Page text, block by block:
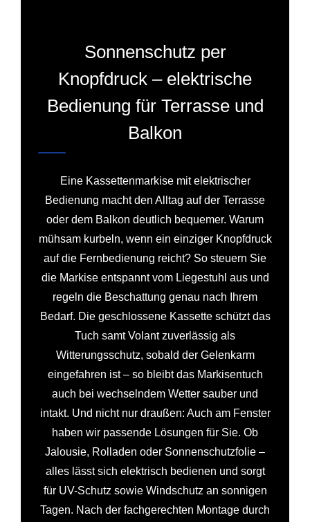
Sonnenschutz per
Knopfdruck – elektrische
Bedienung für Terrasse und
Balkon
Eine Kassettenmarkise mit elektrischer
Bedienung macht den Alltag auf der Terrasse
oder dem Balkon deutlich bequemer. Warum
mühsam kurbeln, wenn ein einziger Knopfdruck
auf die Fernbedienung reicht? So steuern Sie
die Markise entspannt vom Liegestuhl aus und
regeln die Beschattung genau nach Ihrem
Bedarf. Die geschlossene Kassette schützt das
Tuch samt Volant zuverlässig als
Witterungsschutz, sobald der Gelenkarm
eingefahren ist – so bleibt das Markisentuch
auch bei wechselndem Wetter sauber und
intakt. Und nicht nur draußen: Auch am Fenster
haben wir passende Lösungen für Sie. Ob
Jalousie, Rolladen oder Sonnenschutzfolie –
alles lässt sich elektrisch bedienen und sorgt
für UV-Schutz sowie Windschutz an sonnigen
Tagen. Nach der fachgerechten Montage durch